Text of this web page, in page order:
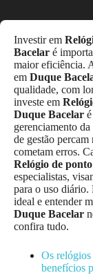
Investir em
Bacelar é
maior eficiência.
em Duque
qualidade, com
investe em
Duque Bacelar
gerenciamento
de gestão
cometam erros.
Relógio de
especialistas,
para o uso diário.
ideal e entender
Duque Bacelar
confira tudo.
Os
benefícios